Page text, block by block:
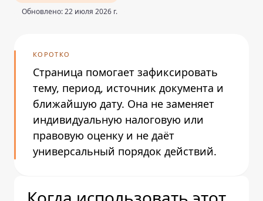
Обновлено: 22 июля 2026 г.
КОРОТКО
Страница помогает зафиксировать
тему, период, источник документа и
ближайшую дату. Она не заменяет
индивидуальную налоговую или
правовую оценку и не даёт
универсальный порядок действий.